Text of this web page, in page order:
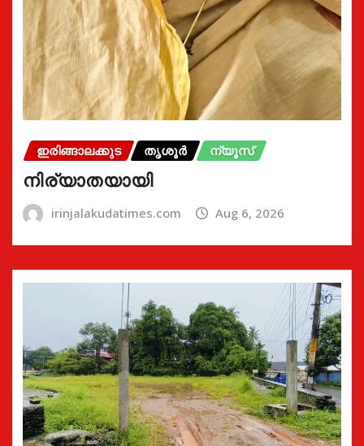
ഇരിങ്ങാലക്കുട തൃശൂർ ന്യൂസ്
നിര്യാതയായി
irinjalakudatimes.com Aug 6, 2026